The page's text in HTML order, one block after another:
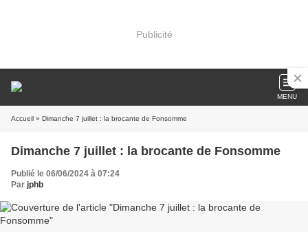
Publicité
MENU
Accueil » Dimanche 7 juillet : la brocante de Fonsomme
Dimanche 7 juillet : la brocante de Fonsomme
Publié le 06/06/2024 à 07:24
Par jphb